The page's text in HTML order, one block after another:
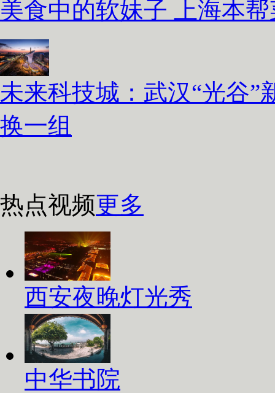
美食中的软妹子 上海本
未来科技城：武汉“光谷”
换一组
热点视频更多
西安夜晚灯光秀
中华书院